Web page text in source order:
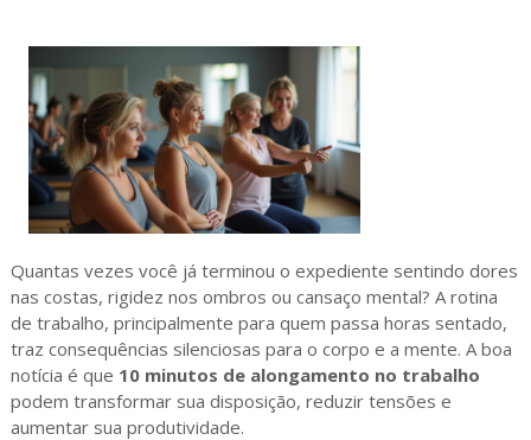
Quantas vezes você já terminou o expediente sentindo dores
nas costas, rigidez nos ombros ou cansaço mental? A rotina
de trabalho, principalmente para quem passa horas sentado,
traz consequências silenciosas para o corpo e a mente. A boa
notícia é que 10 minutos de alongamento no trabalho
podem transformar sua disposição, reduzir tensões e
aumentar sua produtividade.